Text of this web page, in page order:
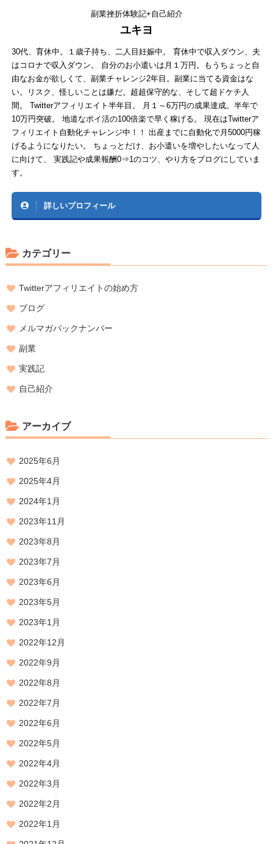
副業挫折体験記+自己紹介
ユキヨ
30代、育休中。１歳子持ち、二人目妊娠中。 育休中で収入ダウン、夫
はコロナで収入ダウン。 自分のお小遣いは月１万円。もうちょっと自
由なお金が欲しくて、副業チャレンジ2年目。副業に当てる資金はな
い。リスク、怪しいことは嫌だ。超超保守的な、そして超ドケチ人
間。 Twitterアフィリエイト半年目。 月１～6万円の成果達成。半年で
10万円突破。 地道なポイ活の100倍楽で早く稼げる。 現在はTwitterア
フィリエイト自動化チャレンジ中！！ 出産までに自動化で月5000円稼
げるようになりたい。 ちょっとだけ、お小遣いを増やしたいなって人
に向けて、 実践記や成果報酬0⇒1のコツ、やり方をブログにしていま
す。
詳しいプロフィール
カテゴリー
Twitterアフィリエイトの始め方
ブログ
メルマガバックナンバー
副業
実践記
自己紹介
アーカイブ
2025年6月
2025年4月
2024年1月
2023年11月
2023年8月
2023年7月
2023年6月
2023年5月
2023年1月
2022年12月
2022年9月
2022年8月
2022年7月
2022年6月
2022年5月
2022年4月
2022年3月
2022年2月
2022年1月